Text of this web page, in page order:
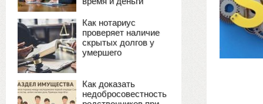
Как нотариус
проверяет наличие
скрытых долгов у
умершего
Как доказать
недобросовестность